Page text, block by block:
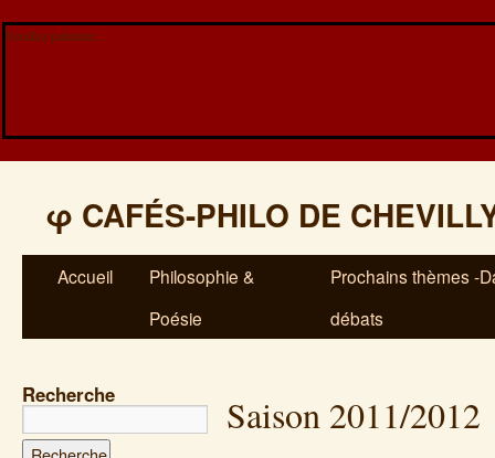
Veuillez patienter...
φ CAFÉS-PHILO DE
Accueil
Philosophie &
Poésie
Prochains thèmes -
débats
Recherche Saison 2011/2012